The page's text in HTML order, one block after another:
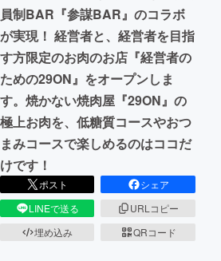
員制BAR『参謀BAR』のコラボ
が実現！ 経営者と、経営者を目指
す方限定のお肉のお店『経営者の
ための29ON』をオープンしま
す。焼かない焼肉屋『29ON』の
極上お肉を、低糖質コースやおつ
まみコースで楽しめるのはココだ
けです！
ポスト
シェア
LINEで送る
URLコピー
埋め込み
QRコード